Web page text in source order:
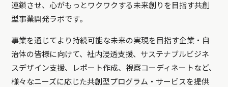
連鎖させ、心がもっとワクワクする未来創りを目指す共創
型事業開発ラボです。
事業を通じてより持続可能な未来の実現を目指す企業・自
治体の皆様に向けて、社内浸透支援、サステナブルビジネ
スデザイン支援、レポート作成、視察コーディネートなど、
様々なニーズに応じた共創型プログラム・サービスを提供